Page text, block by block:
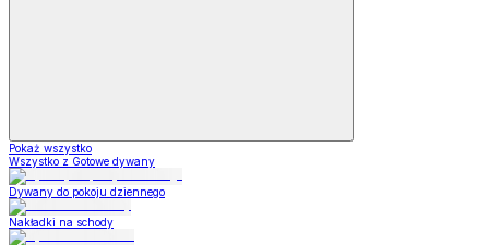
Pokaż wszystko
Wszystko z Gotowe dywany
Dywany do pokoju dziennego
Nakładki na schody